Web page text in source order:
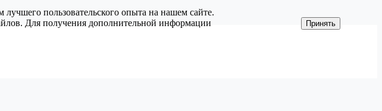
пользовательского опыта на нашем сайте.
Для получения дополнительной информации
Принять